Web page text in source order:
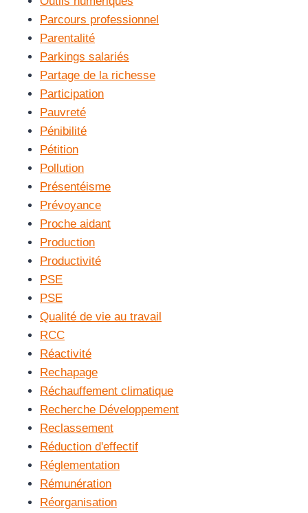
Parcours professionnel
Parentalité
Parkings salariés
Partage de la richesse
Participation
Pauvreté
Pénibilité
Pétition
Pollution
Présentéisme
Prévoyance
Proche aidant
Production
Productivité
PSE
PSE
Qualité de vie au travail
RCC
Réactivité
Rechapage
Réchauffement climatique
Recherche Développement
Reclassement
Réduction d'effectif
Réglementation
Rémunération
Réorganisation